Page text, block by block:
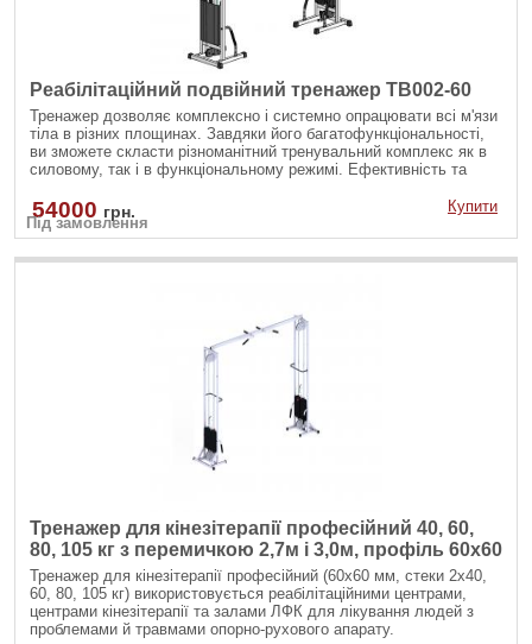
Реабілітаційний подвійний тренажер TB002-60
Тренажер дозволяє комплексно і системно опрацювати всі м'язи
тіла в різних площинах. Завдяки його багатофункціональності,
ви зможете скласти різноманітний тренувальний комплекс як в
силовому, так і в функціональному режимі. Ефективність та
тренажера і продуманої механікою його роботи.
54000 грн.
Купити
Під замовлення
Тренажер для кінезітерапії професійний 40, 60,
80, 105 кг з перемичкою 2,7м і 3,0м, профіль 60х60
Тренажер для кінезітерапії професійний (60х60 мм, стеки 2х40,
60, 80, 105 кг) використовується реабілітаційними центрами,
центрами кінезітерапії та залами ЛФК для лікування людей з
проблемами й травмами опорно-рухового апарату.